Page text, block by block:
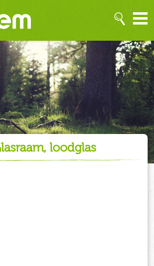
glasraam, loodglas